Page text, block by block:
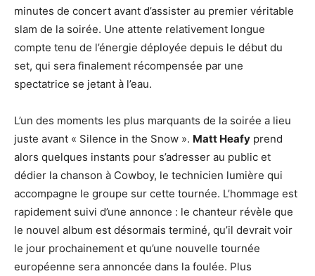
minutes de concert avant d’assister au premier véritable
slam de la soirée. Une attente relativement longue
compte tenu de l’énergie déployée depuis le début du
set, qui sera finalement récompensée par une
spectatrice se jetant à l’eau.
L’un des moments les plus marquants de la soirée a lieu
juste avant « Silence in the Snow ». Matt Heafy prend
alors quelques instants pour s’adresser au public et
dédier la chanson à Cowboy, le technicien lumière qui
accompagne le groupe sur cette tournée. L’hommage est
rapidement suivi d’une annonce : le chanteur révèle que
le nouvel album est désormais terminé, qu’il devrait voir
le jour prochainement et qu’une nouvelle tournée
européenne sera annoncée dans la foulée. Plus